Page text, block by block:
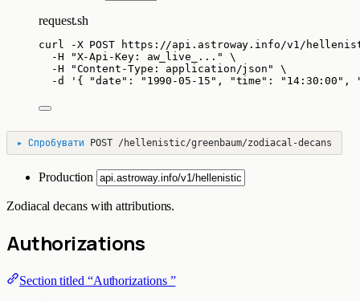
request.sh
curl -X POST
https://api.astroway.info/v1/
-H
"X-Api-Key: aw_live_... "
\
-H
"Content-Type: application/json "
\
-d
' { "date": "1990-05-15", "time":
▸ Спробувати POST /hellenistic/greenbaum/zodiacal-decans
Production
Zodiacal decans with attributions.
Authorizations
Section titled “Authorizations ”